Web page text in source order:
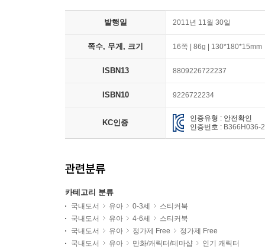
발행일 2011년 11월 30일
쪽수, 무게, 크기 16쪽 | 86g | 130*180*15mm
ISBN13 8809226722237
ISBN10 9226722234
KC인증
인증유형 : 안전확인
인증번호 : B366H036-
관련분류
카테고리 분류
국내도서 유아 0-3세
스티커북
국내도서
유아 4-6세
스티커북
국내도서
유아 정가제 Free
정가제 Free
국내도서
유아 만화/캐릭터/테마샵
인기 캐릭터